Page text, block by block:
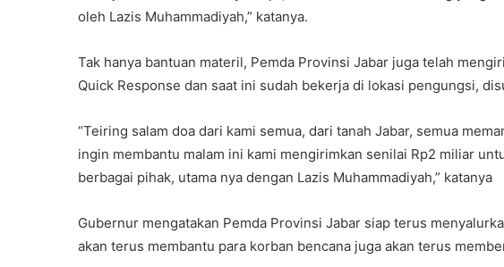
oleh Lazis Muhammadiyah,” katanya.
Tak hanya bantuan materil, Pemda Provinsi Jabar juga telah
Quick Response dan saat ini sudah bekerja di lokasi pengungsi,
“Teiring salam doa dari kami semua, dari tanah Jabar, semua
ingin membantu malam ini kami mengirimkan senilai Rp2 miliar
berbagai pihak, utama nya dengan Lazis Muhammadiyah,” katanya
Gubernur mengatakan Pemda Provinsi Jabar siap terus
akan terus membantu para korban bencana juga akan terus